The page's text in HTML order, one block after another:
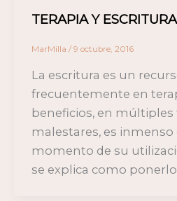
TERAPIA Y ESCRITURA
MarMilla / 9 octubre, 2016
La escritura es un
frecuentemente en
beneficios, en múltiples
malestares, es
momento de su
se explica como